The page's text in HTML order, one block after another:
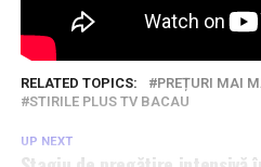
RELATED TOPICS:
PREȚURI MAI
STIRILE PLUS TV BACAU
UP NEXT